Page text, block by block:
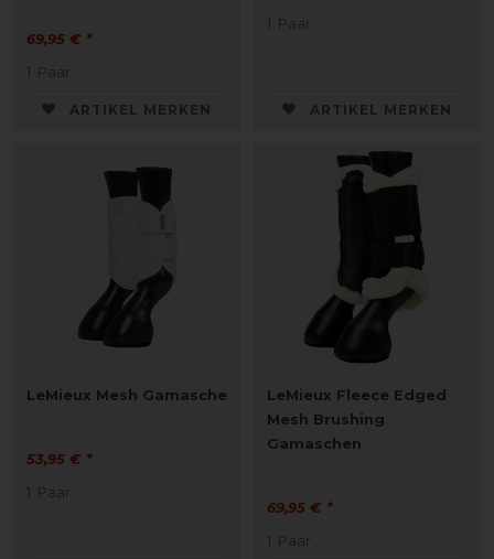
69,95 € *
1 Paar
ARTIKEL MERKEN
1 Paar
ARTIKEL MERKEN
LeMieux Mesh Gamasche
53,95 € *
1 Paar
LeMieux Fleece Edged
Mesh Brushing
Gamaschen
69,95 € *
1 Paar